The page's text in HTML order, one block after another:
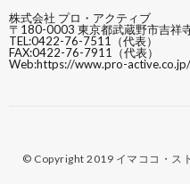
株式会社 プロ・アクティブ
〒180-0003 東京都武蔵野市吉祥
TEL:0422-76-7511（代表）
FAX:0422-76-7911（代表）
Web:https://www.pro-active.co.jp/
© Copyright 2019 イマココ・ス